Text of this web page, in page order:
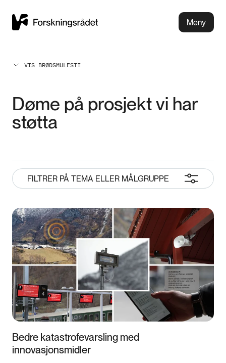
Meny
VIS BRØDSMULESTI
Døme på prosjekt vi har
støtta
FILTRER PÅ TEMA ELLER MÅLGRUPPE
Bedre katastrofevarsling med
innovasjonsmidler